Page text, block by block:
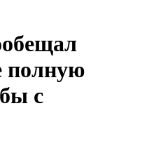
полную
с